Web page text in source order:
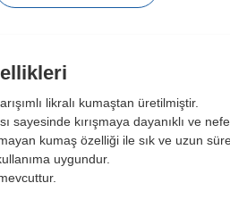
likralı kumaştan üretilmiştir.
sayesinde kırışmaya dayanıklı ve
kumaş özelliği ile sık ve uzun
uygundur.